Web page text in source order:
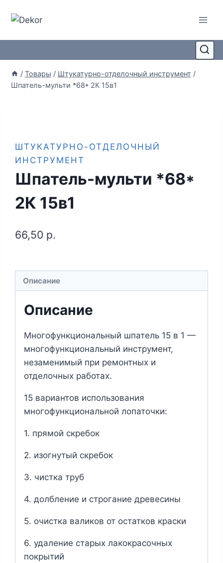
/ Товары / Штукатурно-отделочный инструмент /
Шпатель-мульти *68* 2К 15в1
ШТУКАТУРНО-ОТДЕЛОЧНЫЙ
ИНСТРУМЕНТ
Шпатель-мульти *68*
2К 15в1
66,50 р.
Описание
Описание
Многофункциональный шпатель 15 в 1 —
многофункциональный инструмент,
незаменимый при ремонтных и
отделочных работах.
15 вариантов использования
многофункциональной лопаточки:
1. прямой скребок
2. изогнутый скребок
3. чистка труб
4. долбление и строгание древесины
5. очистка валиков от остатков краски
6. удаление старых лакокрасочных
покрытий